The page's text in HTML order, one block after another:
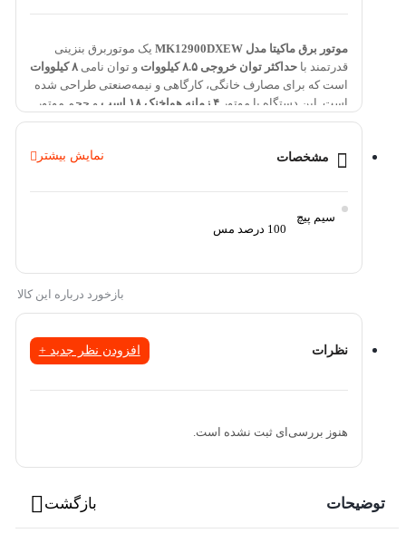
موتور برق ماکیتا مدل MK12900DXEW
یک موتوربرق بنزینی
قدرتمند با حداکثر توان خروجی ۸.۵ کیلووات و توان نامی ۸ کیلووات
است که برای مصارف خانگی، کارگاهی و نیمه‌صنعتی طراحی شده
است. این دستگاه با موتور ۴ زمانه هواخنک ۱۸ اسب
و حجم موتور
۴۶۰ سی‌سی
، عملکردی پایدار و قدرتمند ارائه می‌دهد و به لطف
تجهیزات حساس نیز ایمن است.
توان خروجی:8.۵ کیلووات (حداکثر) – ۸ کیلووات (نامی)
سیم پیچ:100 درصد مس
مشخصات نمایش بیشتر
سیم پیچ
100 درصد مس
بازخورد درباره این کالا
نظرات افزودن نظر جدید +
هنوز بررسی‌ای ثبت نشده است.
توضیحات بازگشت